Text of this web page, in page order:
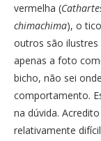
vermelha (
chimachima), o
outros são ilustres
apenas a foto
bicho, não sei
comportamento.
na dúvida.
relativamente